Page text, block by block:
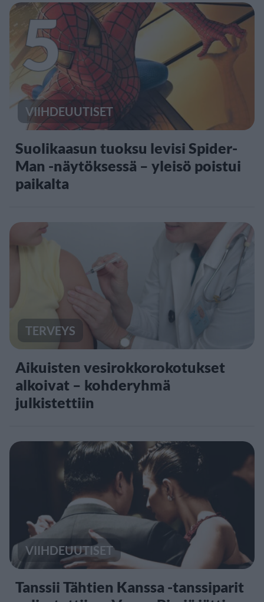
5
VIIHDEUUTISET
Suolikaasun tuoksu levisi Spider-
Man -näytöksessä – yleisö poistui
paikalta
TERVEYS
Aikuisten vesirokkorokotukset
alkoivat – kohderyhmä
julkistettiin
VIIHDEUUTISET
Tanssii Tähtien Kanssa -tanssiparit